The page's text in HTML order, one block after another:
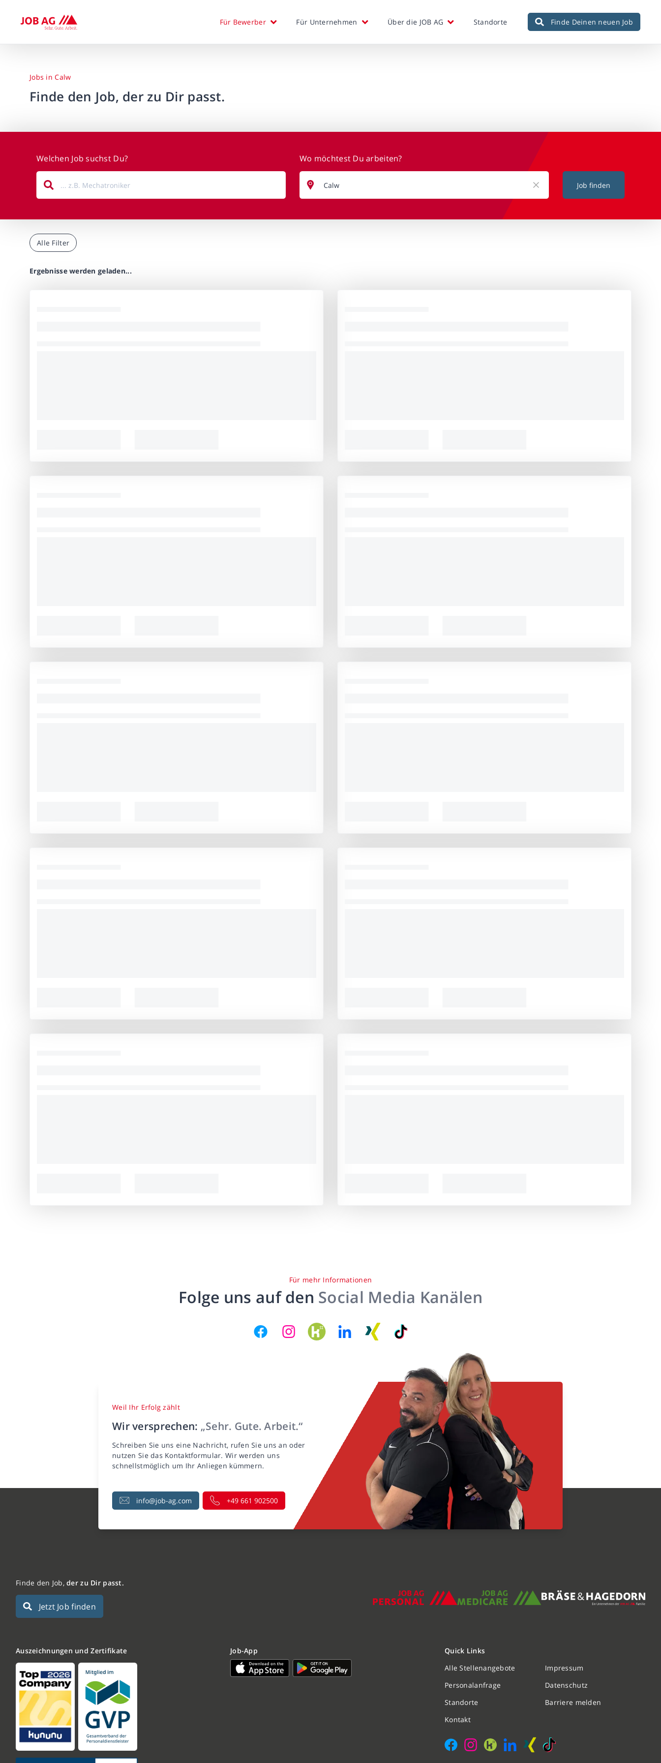
Für Bewerber Für Unternehmen Über die JOB AG Standorte Finde Deinen neuen Job
Jobs in Calw
Finde den Job, der zu Dir passt.
Welchen Job suchst Du? Wo möchtest Du arbeiten?
Job finden
Alle Filter
Ergebnisse werden geladen...
Nachricht schreiben
Personalanfrage
Für mehr Informationen
Folge uns auf den Social Media Kanälen
Weil Ihr Erfolg zählt
Wir versprechen: „Sehr. Gute. Arbeit.“
Schreiben Sie uns eine Nachricht, rufen Sie uns an oder
nutzen Sie das Kontaktformular. Wir werden uns
schnellstmöglich um Ihr Anliegen kümmern.
info@job-ag.com +49 661 902500
Finde den Job,der zu Dir passt.
Jetzt Job finden
Auszeichnungen und Zertifikate Job-App
Quick Links
Alle Stellenangebote
Personalanfrage
Standorte
Kontakt
Impressum
Datenschutz
Barriere melden